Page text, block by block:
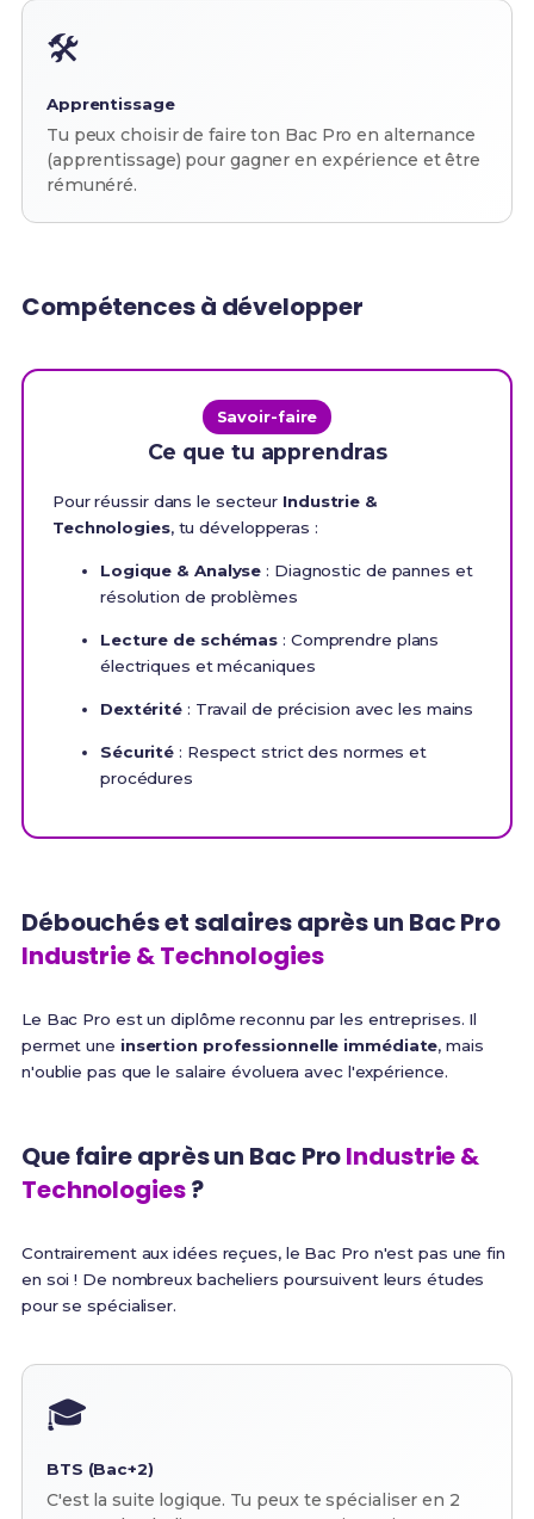
🛠️
Apprentissage
Tu peux choisir de faire ton Bac Pro en alternance
(apprentissage) pour gagner en expérience et être
rémunéré.
Compétences à développer
Savoir-faire
Ce que tu apprendras
Pour réussir dans le secteur Industrie &
Technologies, tu développeras :
Logique & Analyse : Diagnostic de pannes et
résolution de problèmes
Lecture de schémas : Comprendre plans
électriques et mécaniques
Dextérité : Travail de précision avec les mains
Sécurité : Respect strict des normes et
procédures
Débouchés et salaires après un Bac Pro
Industrie & Technologies
Le Bac Pro est un diplôme reconnu par les entreprises. Il
permet une insertion professionnelle immédiate, mais
n'oublie pas que le salaire évoluera avec l'expérience.
Que faire après un Bac ProIndustrie &
Technologies?
Contrairement aux idées reçues, le Bac Pro n'est pas une fin
en soi ! De nombreux bacheliers poursuivent leurs études
pour se spécialiser.
🎓
BTS (Bac+2)
C'est la suite logique. Tu peux te spécialiser en 2